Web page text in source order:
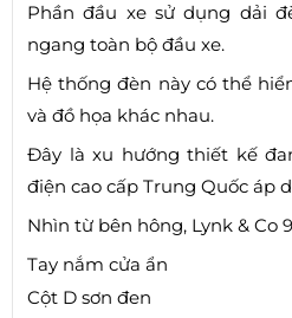
Phần đầu xe sử dụng dải
ngang toàn bộ đầu xe.
Hệ thống đèn này có thể
và đồ họa khác nhau.
Đây là xu hướng thiết kế
điện cao cấp Trung Quốc áp
Nhìn từ bên hông, Lynk & Co
Tay nắm cửa ẩn
Cột D sơn đen